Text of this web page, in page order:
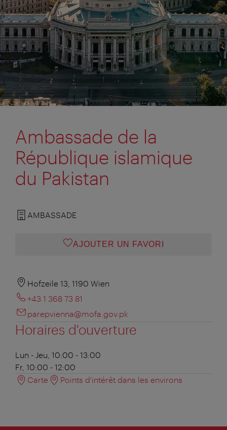
Ambassade de la
République islamique
du Pakistan
AMBASSADE
AJOUTER UN FAVORI
Hofzeile 13, 1190 Wien
+43 1 368 73 81
parepvienna@mofa.gov.pk
Horaires d'ouverture
Lun - Jeu, 10:00 - 13:00
Fr, 10:00 - 12:00
Carte
Points d'intérêt dans les environs